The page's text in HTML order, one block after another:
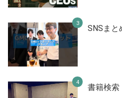
SNSまと
書籍検索